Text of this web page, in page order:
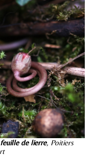
de lierre, Poitiers